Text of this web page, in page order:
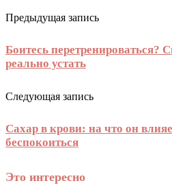
Предыдущая запись
Боитесь перетренироваться?
реально устать
Следующая запись
Сахар в крови: на что он
беспокоиться
Это интересно